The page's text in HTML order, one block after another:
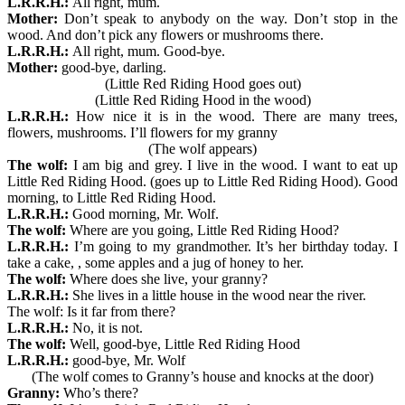
Mother: Don’t speak to anybody on the way. Don’t stop in the
wood. And don’t pick any flowers or mushrooms there.
L.R.R.H.: All right, mum. Good-bye.
Mother: good-bye, darling.
(Little Red Riding Hood goes out)
(Little Red Riding Hood in the wood)
L.R.R.H.: How nice it is in the wood. There are many trees,
flowers, mushrooms. I’ll flowers for my granny
(The wolf appears)
The wolf: I am big and grey. I live in the wood. I want to eat up
Little Red Riding Hood. (goes up to Little Red Riding Hood). Good
morning, to Little Red Riding Hood.
L.R.R.H.: Good morning, Mr. Wolf.
The wolf: Where are you going, Little Red Riding Hood?
L.R.R.H.: I’m going to my grandmother. It’s her birthday today. I
take a cake, , some apples and a jug of honey to her.
The wolf: Where does she live, your granny?
L.R.R.H.: She lives in a little house in the wood near the river.
The wolf: Is it far from there?
L.R.R.H.: No, it is not.
The wolf: Well, good-bye, Little Red Riding Hood
L.R.R.H.: good-bye, Mr. Wolf
(The wolf comes to Granny’s house and knocks at the door)
Granny: Who’s there?